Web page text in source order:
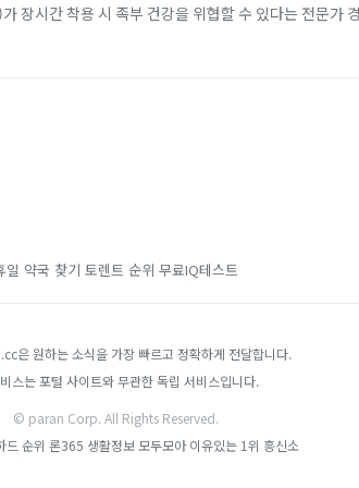
장시간 착용 시 족부 건강을 위협할 수 있다는 전문가 경
일 약국 찾기 토렌트 순위 무료IQ테스트
은 원하는 소식을 가장 빠르고 정확하게 전달합니다.
스는 포털 사이트와 무관한 독립 서비스입니다.
© paran Corp. All Rights Reserved.
드 순위 론365 생활정보 모두모아 이유있는 1위 흥신소